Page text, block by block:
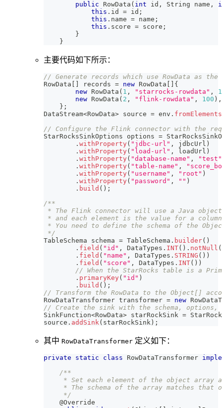
public
RowData ( int id , String name ,
this . id = id ;
this . name = name ;
this . score = score ;
}
}
主要代码如下所示：
// Generate records which use RowData as
RowData
records = new RowData
{
new RowData ( 1 , "starrocks-rowdata" ,
new RowData ( 2 , "flink-rowdata" , 100 ) ,
} ;
DataStream<RowData> source = env . fromElements
// Configure the Flink connector with the
StarRocksSinkOptions options =
. withProperty( "jdbc-url" , jdbcUrl )
. withProperty( "load-url" , loadUrl )
. withProperty( "database-name" ,
"test"
. withProperty( "table-name" ,
. withProperty( "username" , "root" )
. withProperty( "password" , "" )
. build ( ) ;
/**
* The Flink connector will use a Java
* and each element is the value for a
* You need to define the schema of the
*/
TableSchema schema = TableSchema . builder( )
. field ( "id" , DataTypes . INT( ) . notNull (
. field ( "name" , DataTypes . STRING ( ) )
. field ( "score" , DataTypes . INT( ) )
// When the StarRocks table is a
. primaryKey( "id" )
. build ( ) ;
// Transform the RowData to the Object[]
RowDataTransformer transformer = new
// Create the sink with the schema, options,
SinkFunction<RowData> starRockSink =
source . addSink( starRockSink ) ;
其中 RowDataTransformer 定义如下：
private static class RowDataTransformer
/**
* Set each element of the object array
* The schema of the array matches that
     */
@Override